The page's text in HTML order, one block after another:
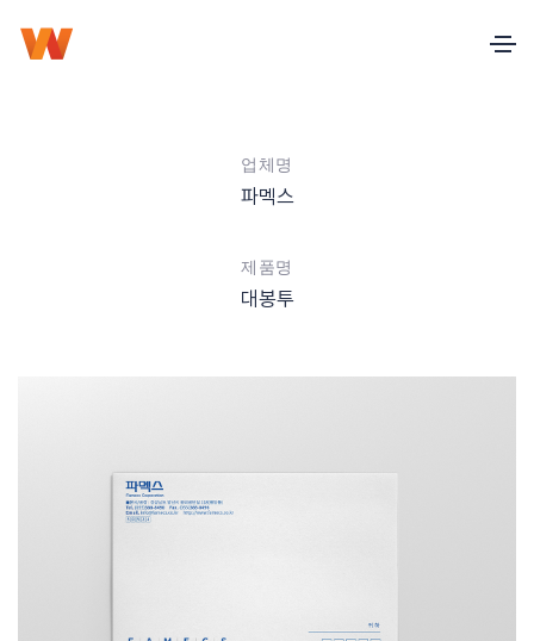
업체명
파멕스
제품명
대봉투